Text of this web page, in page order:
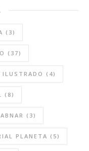
(3)
(37)
ILUSTRADO (4)
(8)
(3)
PLANETA (5)